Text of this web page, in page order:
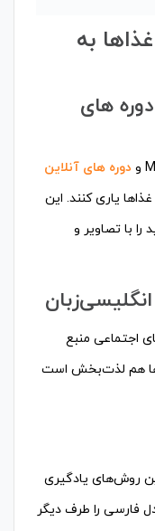
به
های
دوره های آنلاین
یاری کنند. این
را با تصاویر و
اجتماعی منبع
هم لذت‌بخش است
روش‌های یادگیری
فارسی را طرف دیگر